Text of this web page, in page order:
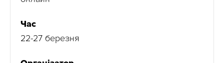
Час
22-27 березня